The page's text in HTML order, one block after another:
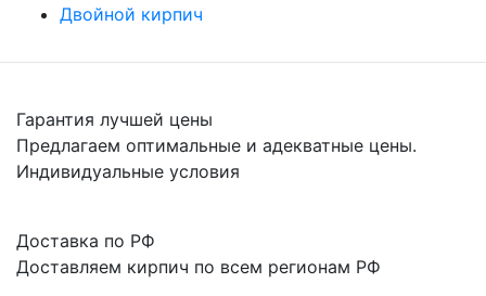
Двойной кирпич
Гарантия лучшей цены
Предлагаем оптимальные и адекватные цены.
Индивидуальные условия
Доставка по РФ
Доставляем кирпич по всем регионам РФ